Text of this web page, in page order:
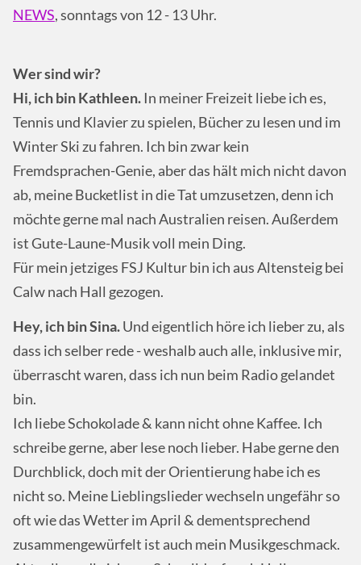
NEWS, sonntags von 12 - 13 Uhr.
Wer sind wir?
Hi, ich bin Kathleen. In meiner Freizeit liebe ich es,
Tennis und Klavier zu spielen, Bücher zu lesen und im
Winter Ski zu fahren. Ich bin zwar kein
Fremdsprachen-Genie, aber das hält mich nicht davon
ab, meine Bucketlist in die Tat umzusetzen, denn ich
möchte gerne mal nach Australien reisen. Außerdem
ist Gute-Laune-Musik voll mein Ding.
Für mein jetziges FSJ Kultur bin ich aus Altensteig bei
Calw nach Hall gezogen.
Hey, ich bin Sina.Und eigentlich höre ich lieber zu, als
dass ich selber rede - weshalb auch alle, inklusive mir,
überrascht waren, dass ich nun beim Radio gelandet
bin.
Ich liebe Schokolade & kann nicht ohne Kaffee. Ich
schreibe gerne, aber lese noch lieber. Habe gerne den
Durchblick, doch mit der Orientierung habe ich es
nicht so. Meine Lieblingslieder wechseln ungefähr so
oft wie das Wetter im April & dementsprechend
zusammengewürfelt ist auch mein Musikgeschmack.